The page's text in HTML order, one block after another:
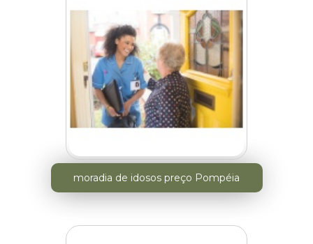
moradia de idosos preço Pompéia